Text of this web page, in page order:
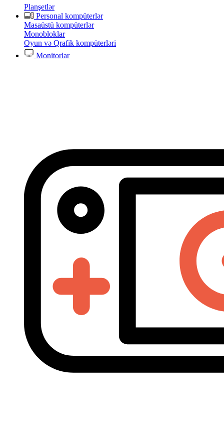
Planşetlər
Personal kompüterlər
Masaüstü kompüterlər
Monobloklar
Oyun və Qrafik kompüterləri
Monitorlar